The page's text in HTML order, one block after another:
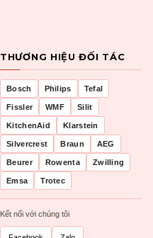
THƯƠNG HIỆU ĐỐI TÁC
Bosch Philips Tefal
Fissler WMF Silit
KitchenAid Klarstein
Silvercrest Braun AEG
Beurer Rowenta Zwilling
Emsa Trotec
Kết nối với chúng tôi